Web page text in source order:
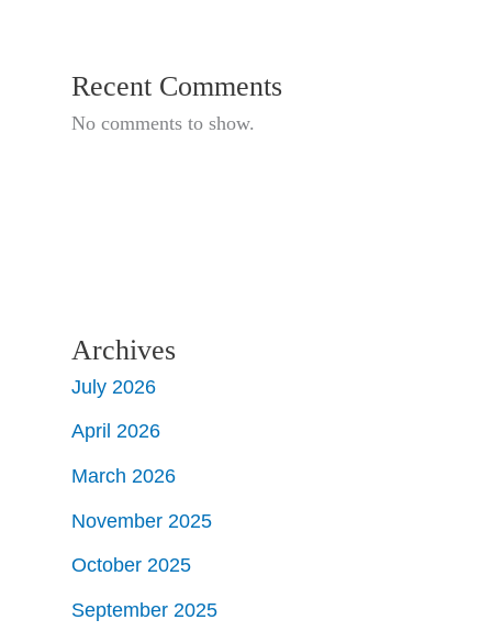
Recent Comments
No comments to show.
Archives
July 2026
April 2026
March 2026
November 2025
October 2025
September 2025